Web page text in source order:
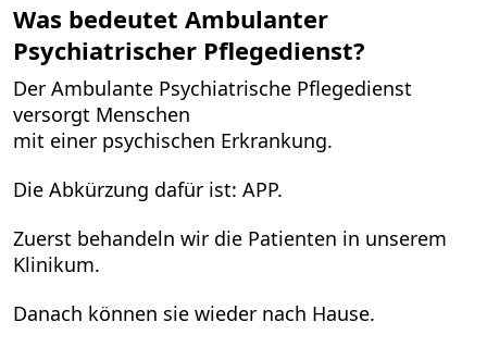
Was bedeutet Ambulanter
Psychiatrischer Pflegedienst?
Der Ambulante Psychiatrische Pflegedienst
versorgt Menschen
mit einer psychischen Erkrankung.
Die Abkürzung dafür ist: APP.
Zuerst behandeln wir die Patienten in unserem
Klinikum.
Danach können sie wieder nach Hause.